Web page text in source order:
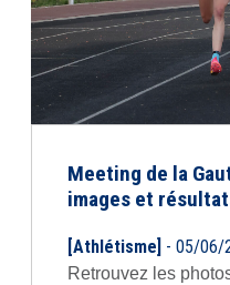
Meeting de la
images et
[Athlétisme] - 05/06/
Retrouvez les